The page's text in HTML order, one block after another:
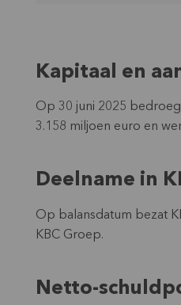
Kapitaal en
Op 30 juni 2025
3.158 miljoen euro en
Deelname in
Op balansdatum bezat
KBC Groep.
Netto-